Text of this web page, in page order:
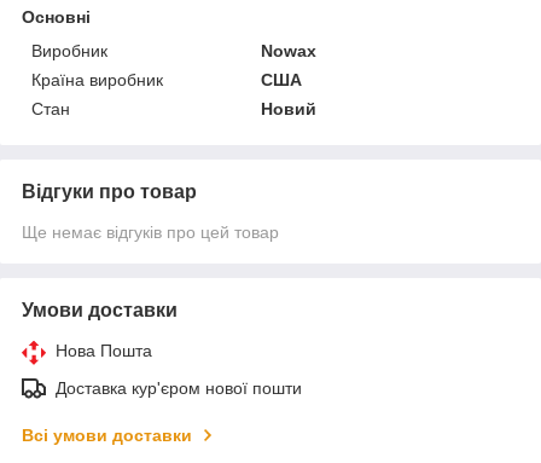
Основні
Виробник
Nowax
Країна виробник
США
Стан
Новий
Відгуки про товар
Ще немає відгуків про цей товар
Умови доставки
Нова Пошта
Доставка кур'єром нової пошти
Всі умови доставки